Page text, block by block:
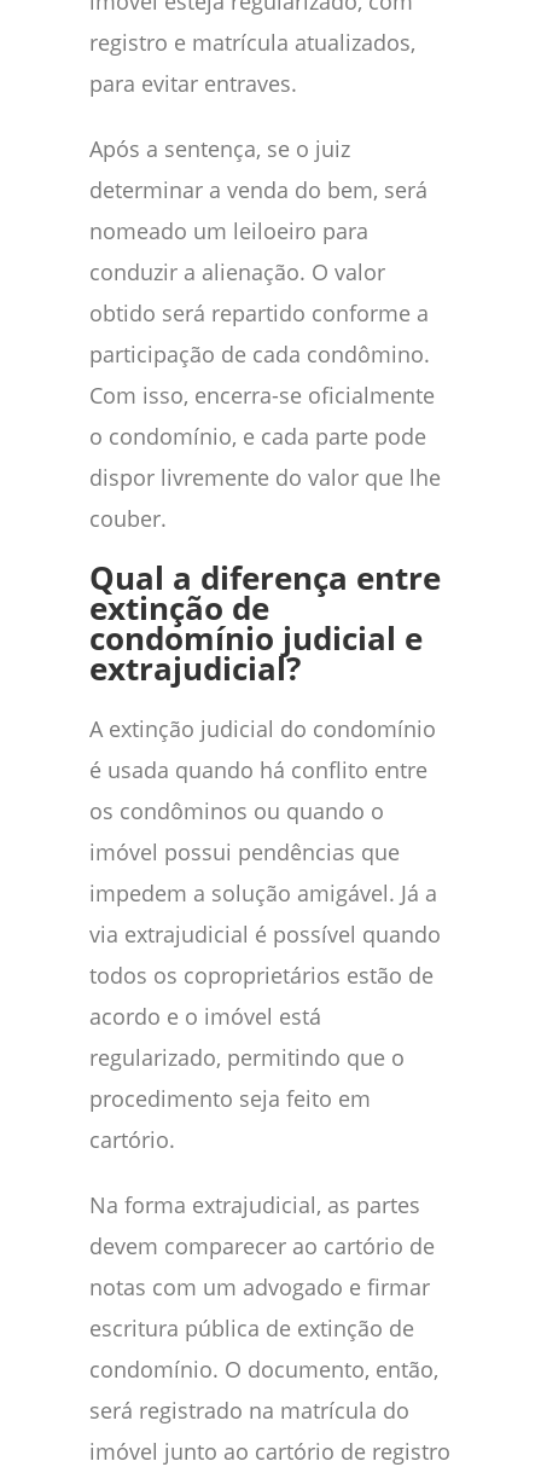
registro e matrícula atualizados,
para evitar entraves.
Após a sentença, se o juiz
determinar a venda do bem, será
nomeado um leiloeiro para
conduzir a alienação. O valor
obtido será repartido conforme a
participação de cada condômino.
Com isso, encerra-se oficialmente
o condomínio, e cada parte pode
dispor livremente do valor que lhe
couber.
Qual a diferença entre
extinção de
condomínio judicial e
extrajudicial?
A extinção judicial do condomínio
é usada quando há conflito entre
os condôminos ou quando o
imóvel possui pendências que
impedem a solução amigável. Já a
via extrajudicial é possível quando
todos os coproprietários estão de
acordo e o imóvel está
regularizado, permitindo que o
procedimento seja feito em
cartório.
Na forma extrajudicial, as partes
devem comparecer ao cartório de
notas com um advogado e firmar
escritura pública de extinção de
condomínio. O documento, então,
será registrado na matrícula do
imóvel junto ao cartório de registro